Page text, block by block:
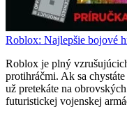
Roblox: Najlepšie bojové
Roblox je plný
protihráčmi. Ak sa
už pretekáte na
futuristickej vojenskej